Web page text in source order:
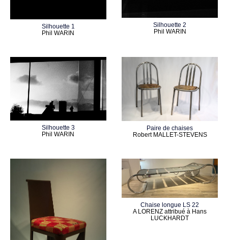
Silhouette 1
Phil WARIN
Silhouette 2
Phil WARIN
Silhouette 3
Phil WARIN
Paire de chaises
Robert MALLET-STEVENS
Chaise longue LS 22
A LORENZ attribué à Hans
LUCKHARDT